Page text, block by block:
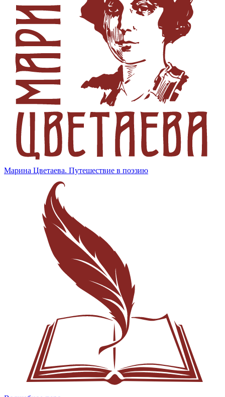
Марина Цветаева. Путешествие в поэзию